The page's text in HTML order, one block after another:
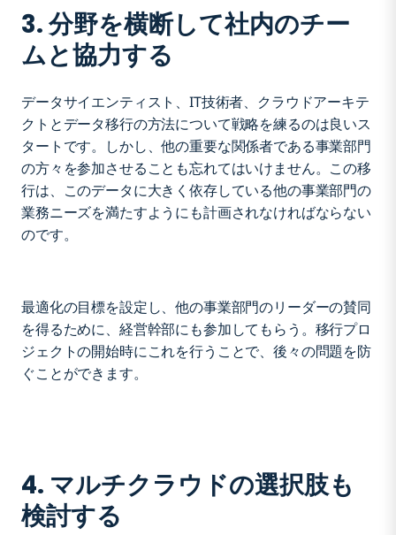
3. 分野を横断して社内のチー
ムと協力する
データサイエンティスト、IT技術者、クラウドアーキテ
クトとデータ移行の方法について戦略を練るのは良いス
タートです。しかし、他の重要な関係者である事業部門
の方々を参加させることも忘れてはいけません。この移
行は、このデータに大きく依存している他の事業部門の
業務ニーズを満たすようにも計画されなければならない
のです。
最適化の目標を設定し、他の事業部門のリーダーの賛同
を得るために、経営幹部にも参加してもらう。移行プロ
ジェクトの開始時にこれを行うことで、後々の問題を防
ぐことができます。
4. マルチクラウドの選択肢も
検討する